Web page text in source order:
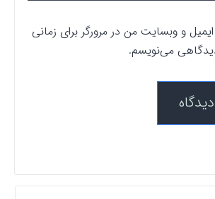
و وبسایت من در مرورگر برای زمانی
می‌نویسم.